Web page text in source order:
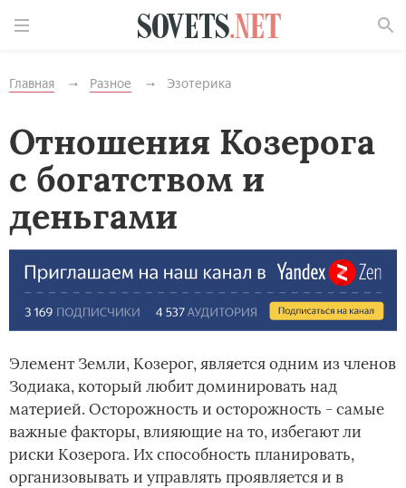
Главная Разное Эзотерика
Отношения Козерога
с богатством и
деньгами
Элемент Земли, Козерог, является одним из членов
Зодиака, который любит доминировать над
материей. Осторожность и осторожность - самые
важные факторы, влияющие на то, избегают ли
риски Козерога. Их способность планировать,
организовывать и управлять проявляется и в